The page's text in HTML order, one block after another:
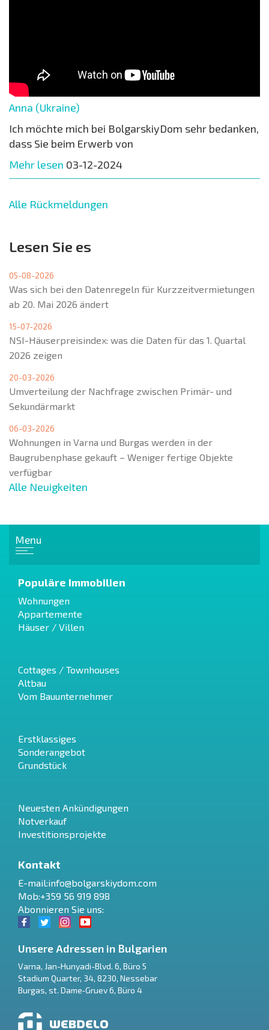
Anna (Ukraine)
Ich möchte mich bei BolgarskiyDom sehr bedanken,
dass Sie beim Erwerb von
Mehr lesen 03-12-2024
Alle Rückmeldungen
Lesen Sie es
05-08-2026
Was sich bei den Datenregeln für Kurzzeitvermietungen
ab 20. Mai 2026 ändert
15-07-2026
NSI-Häuserpreisindex: was die Daten für das 1. Quartal
2026 zeigen
20-03-2026
Umverteilung der Nachfrage zwischen Primär- und
Sekundärmarkt
06-03-2026
Wohnungen in Varna und Burgas werden in der
Baugrubenphase gekauft – Weniger fertige Objekte
verfügbar
Alle Neuigkeiten
Menu
Populäre Immobilien
Wohnungen
Appartemente
Häuser / Villen
Cottages / Townhouses
Altbau
Vom Bauunternehmer
Erstklassiges
Sonderangebot
Grundstück
Neuesten Ankündigungen
Notverkauf
Investitionsprojekte
Kontakt
E-mail:info@bolgarskiydom.com
Mob:+359 56 919 898
Abonnieren Sie uns:
Unsere Adressen in Bulgarien
Varna, Jan-Hunyadi-Blvd. 6, Büro 5
Stadium Quarter, 34, 8230, Nessebar
Burgas, st. Dame‑Gruev 6, Büro 4